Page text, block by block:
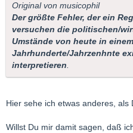
Original von musicophil
Der größte Fehler, der ein
versuchen die politischen/
Umstände von heute in
Jahrhunderte/Jahrzenhnte
interpretieren
Hier sehe ich etwas anderes, als
Willst Du mir damit sagen, daß